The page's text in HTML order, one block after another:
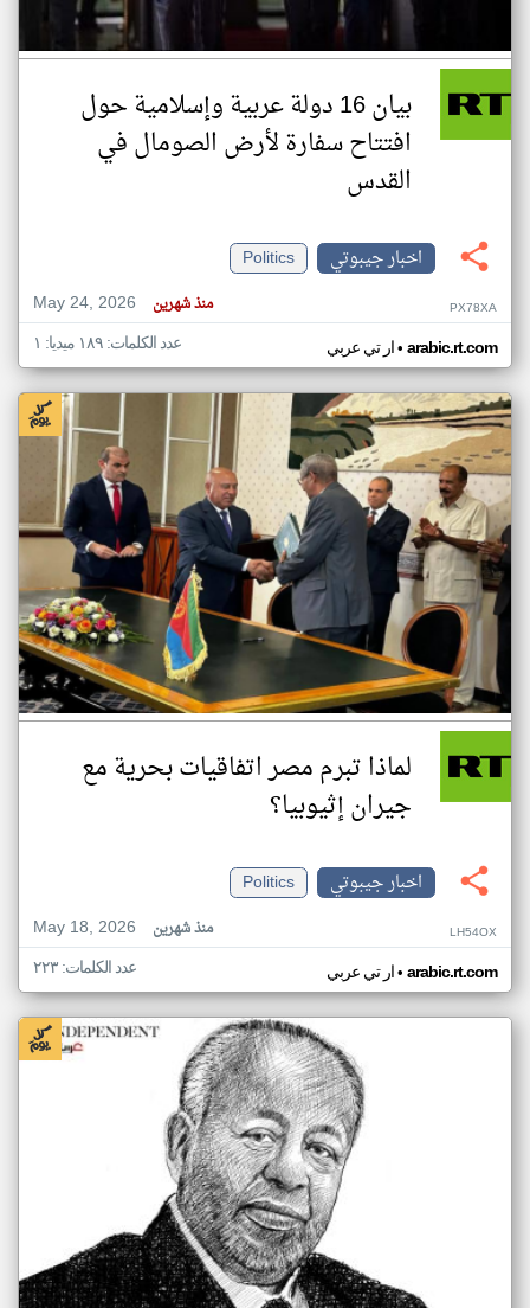
بيان 16 دولة عربية وإسلامية حول
افتتاح سفارة لأرض الصومال في
القدس
اخبار جيبوتي
Politics
May 24, 2026
منذ شهرين PX78XA
ار تي عربي• arabic.rt.com عدد الكلمات: ١٨٩ ميديا: ١
لماذا تبرم مصر اتفاقيات بحرية مع
جيران إثيوبيا؟
اخبار جيبوتي
Politics
May 18, 2026
منذ شهرين LH54OX
ار تي عربي• arabic.rt.com عدد الكلمات: ٢٢٣